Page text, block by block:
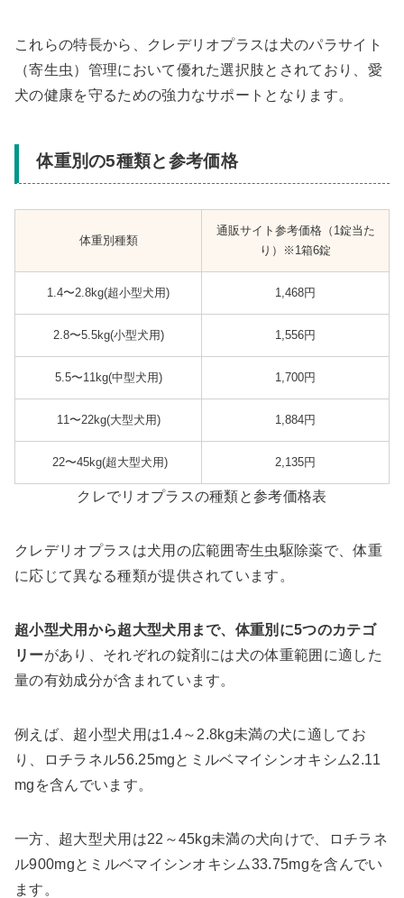
これらの特長から、クレデリオプラスは犬のパラサイト
（寄生虫）管理において優れた選択肢とされており、愛
犬の健康を守るための強力なサポートとなります。
体重別の5種類と参考価格
体重別種類
通販サイト参考価格（1錠当た
り）※1箱6錠
1.4〜2.8kg(超小型犬用) 1,468円
2.8〜5.5kg(小型犬用) 1,556円
5.5〜11kg(中型犬用) 1,700円
11〜22kg(大型犬用) 1,884円
22〜45kg(超大型犬用) 2,135円
クレでリオプラスの種類と参考価格表
クレデリオプラスは犬用の広範囲寄生虫駆除薬で、体重
に応じて異なる種類が提供されています。
超小型犬用から超大型犬用まで、体重別に5つのカテゴ
リーがあり、それぞれの錠剤には犬の体重範囲に適した
量の有効成分が含まれています。
例えば、超小型犬用は1.4～2.8kg未満の犬に適してお
り、ロチラネル56.25mgとミルベマイシンオキシム2.11
mgを含んでいます。
一方、超大型犬用は22～45kg未満の犬向けで、ロチラネ
ル900mgとミルベマイシンオキシム33.75mgを含んでい
ます。